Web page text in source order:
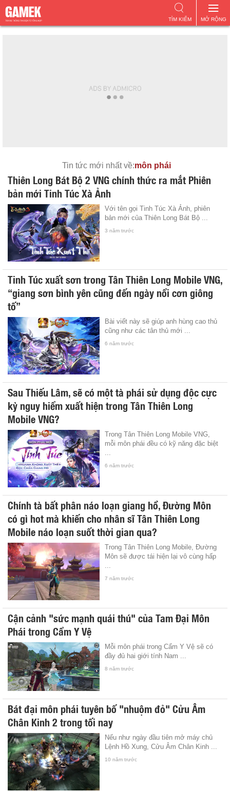
MỞ RỘNG
TÌM KIẾM
Tin tức mới nhất về:môn phái
Thiên Long Bát Bộ 2 VNG chính thức ra mắt Phiên
bản mới Tinh Túc Xà Ảnh
Với tên gọi Tinh Túc Xà Ảnh, phiên
bản mới của Thiên Long Bát Bộ ...
3 năm trước
Tinh Túc xuất sơn trong Tân Thiên Long Mobile VNG,
“giang sơn bình yên cũng đến ngày nổi cơn giông
tố”
Bài viết này sẽ giúp anh hùng cao thủ
cũng như các tân thủ mới ...
6 năm trước
Sau Thiếu Lâm, sẽ có một tà phái sử dụng độc cực
kỳ nguy hiểm xuất hiện trong Tân Thiên Long
Mobile VNG?
Trong Tân Thiên Long Mobile VNG,
mỗi môn phái đều có kỹ năng đặc biệt
6 năm trước
Chính tà bất phân náo loạn giang hồ, Đường Môn
có gì hot mà khiến cho nhân sĩ Tân Thiên Long
Mobile náo loạn suốt thời gian qua?
Trong Tân Thiên Long Mobile, Đường
Môn sẽ được tái hiện lại vô cùng hấp
7 năm trước
Cận cảnh "sức mạnh quái thú" của Tam Đại Môn
Phái trong Cẩm Y Vệ
Mỗi môn phái trong Cẩm Y Vệ sẽ có
đầy đủ hai giới tính Nam ...
8 năm trước
Bát đại môn phái tuyên bố "nhuộm đỏ" Cửu Âm
Chân Kinh 2 trong tối nay
Nếu như ngày đầu tiên mở máy chủ
Lệnh Hồ Xung, Cửu Âm Chân Kinh ...
10 năm trước